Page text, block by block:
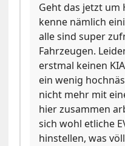
Geht das jetzt um
kenne nämlich
alle sind super
Fahrzeugen.
erstmal keinen
ein wenig
nicht mehr mit
hier zusammen
sich wohl etliche
hinstellen, was